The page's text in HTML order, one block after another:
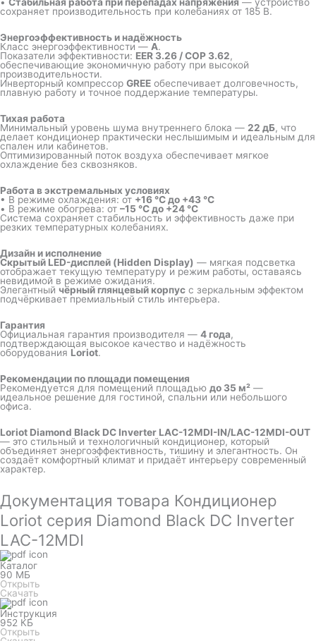
• Стабильная работа при перепадах напряжения — устройство
сохраняет производительность при колебаниях от 185 В.
Энергоэффективность и надёжность
Класс энергоэффективности — A.
Показатели эффективности: EER 3.26 / COP 3.62,
обеспечивающие экономичную работу при высокой
производительности.
Инверторный компрессор GREE обеспечивает долговечность,
плавную работу и точное поддержание температуры.
Тихая работа
Минимальный уровень шума внутреннего блока — 22 дБ, что
делает кондиционер практически неслышимым и идеальным для
спален или кабинетов.
Оптимизированный поток воздуха обеспечивает мягкое
охлаждение без сквозняков.
Работа в экстремальных условиях
• В режиме охлаждения: от +16 °C до +43 °C
• В режиме обогрева: от –15 °C до +24 °C
Система сохраняет стабильность и эффективность даже при
резких температурных колебаниях.
Дизайн и исполнение
Скрытый LED-дисплей (Hidden Display) — мягкая подсветка
отображает текущую температуру и режим работы, оставаясь
невидимой в режиме ожидания.
Элегантный чёрный глянцевый корпус с зеркальным эффектом
подчёркивает премиальный стиль интерьера.
Гарантия
Официальная гарантия производителя — 4 года,
подтверждающая высокое качество и надёжность
оборудования Loriot.
Рекомендации по площади помещения
Рекомендуется для помещений площадью до 35 м² —
идеальное решение для гостиной, спальни или небольшого
офиса.
Loriot Diamond Black DC Inverter LAC-12MDI-IN/LAC-12MDI-OUT
— это стильный и технологичный кондиционер, который
объединяет энергоэффективность, тишину и элегантность. Он
создаёт комфортный климат и придаёт интерьеру современный
характер.
Документация товара Кондиционер
Loriot серия Diamond Black DC Inverter
LAC-12MDI
Каталог
90 МБ
Открыть
Скачать
Инструкция
952 КБ
Открыть